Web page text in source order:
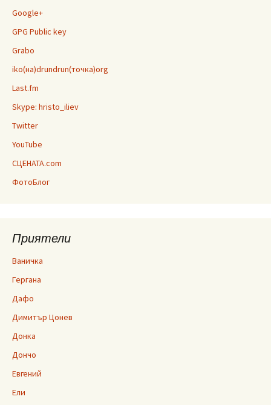
Google+
GPG Public key
Grabo
iko(на)drundrun(точка)org
Last.fm
Skype: hristo_iliev
Twitter
YouTube
СЦЕНАТА.com
ФотоБлог
Приятели
Ваничка
Гергана
Дафо
Димитър Цонев
Донка
Дончо
Евгений
Ели